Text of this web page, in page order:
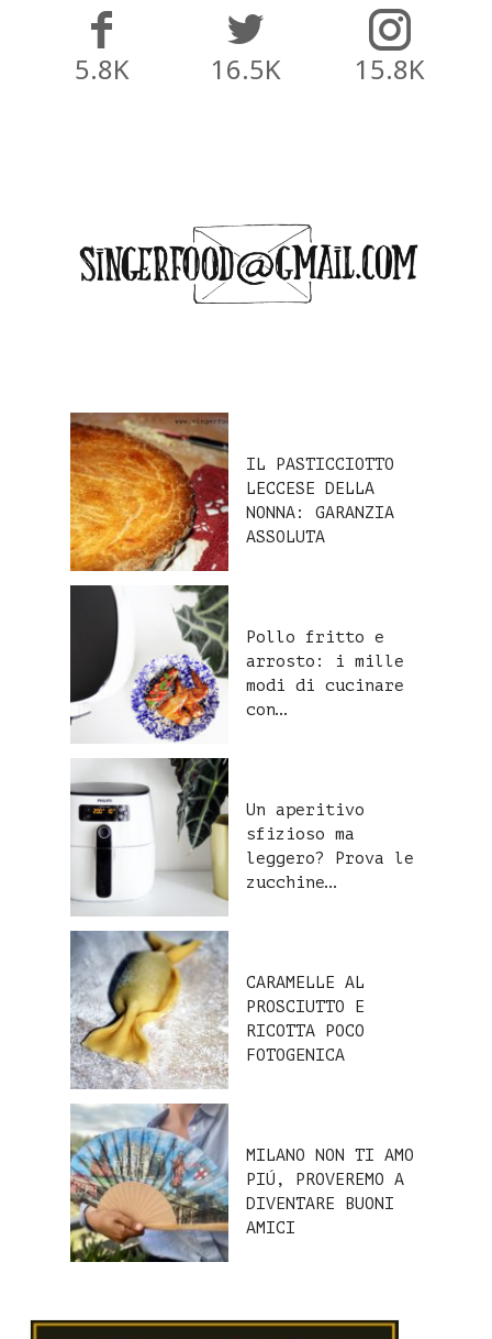
5.8K 16.5K 15.8K
IL PASTICCIOTTO
LECCESE DELLA
NONNA: GARANZIA
ASSOLUTA
Pollo fritto e
arrosto: i mille
modi di cucinare
con…
Un aperitivo
sfizioso ma
leggero? Prova le
zucchine…
CARAMELLE AL
PROSCIUTTO E
RICOTTA POCO
FOTOGENICA
MILANO NON TI AMO
PIÚ, PROVEREMO A
DIVENTARE BUONI
AMICI